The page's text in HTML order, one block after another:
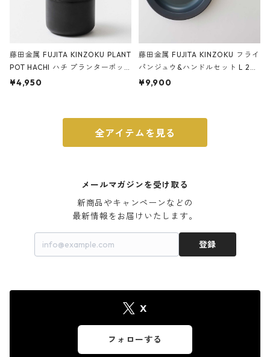
藤田金属 FUJITA KINZOKU PLANT
POT HACHI ハチ プランターポッ
ト 3号 ブラック
¥4,950
藤田金属 FUJITA KINZOKU フライ
パンジュウ&ハンドルセット L 24c
m ガス火・IH対応 鉄フライパン
¥9,900
全アイテムを見る
メールマガジンを受け取る
新商品やキャンペーンなどの
最新情報をお届けいたします。
登録
X
フォローする